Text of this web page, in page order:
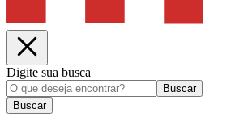
Digite sua busca
Buscar
Buscar